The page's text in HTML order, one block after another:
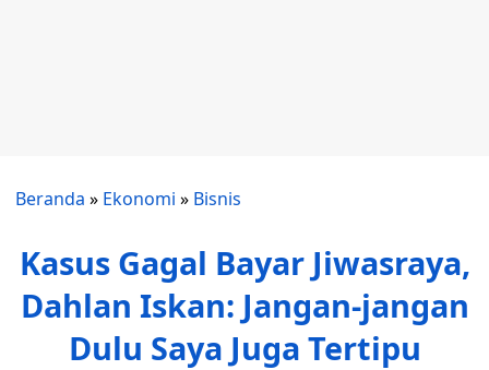
Beranda » Ekonomi » Bisnis
Kasus Gagal Bayar Jiwasraya,
Dahlan Iskan: Jangan-jangan
Dulu Saya Juga Tertipu